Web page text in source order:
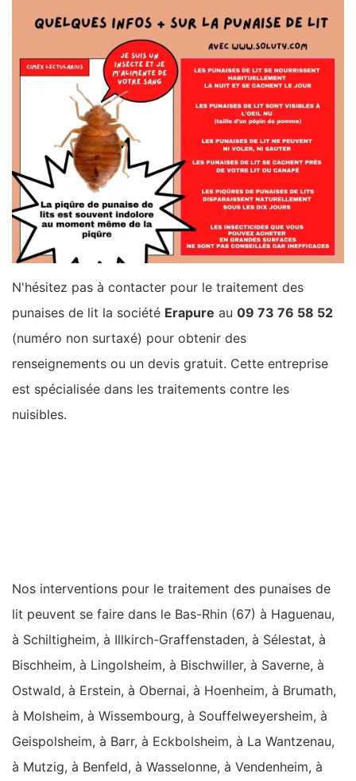
N'hésitez pas à contacter pour le traitement des
punaises de lit la société Erapure au 09 73 76 58 52
(numéro non surtaxé) pour obtenir des
renseignements ou un devis gratuit. Cette entreprise
est spécialisée dans les traitements contre les
nuisibles.
Nos interventions pour le traitement des punaises de
lit peuvent se faire dans le Bas-Rhin (67) à Haguenau,
à Schiltigheim, à Illkirch-Graffenstaden, à Sélestat, à
Bischheim, à Lingolsheim, à Bischwiller, à Saverne, à
Ostwald, à Erstein, à Obernai, à Hoenheim, à Brumath,
à Molsheim, à Wissembourg, à Souffelweyersheim, à
Geispolsheim, à Barr, à Eckbolsheim, à La Wantzenau,
à Mutzig, à Benfeld, à Wasselonne, à Vendenheim, à